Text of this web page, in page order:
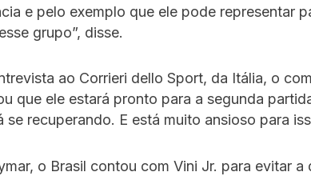
e pelo exemplo que ele pode representar
grupo”, disse.
ao Corrieri dello Sport, da Itália, o
que ele estará pronto para a segunda
se recuperando. E está muito ansioso para
o Brasil contou com Vini Jr. para evitar